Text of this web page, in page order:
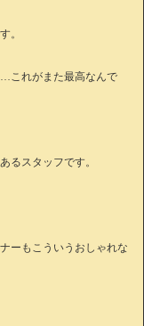
。
これがまた最高なんで
るスタッフです。
ーもこういうおしゃれな